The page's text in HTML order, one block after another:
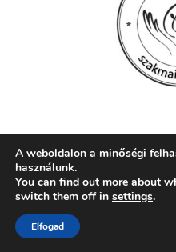
© 2026 Szent
web:
A weboldalon a minőségi
használunk.
You can find out more about
switch them off in settings.
Elfogad